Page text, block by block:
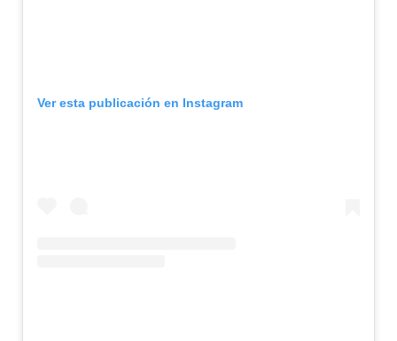
Ver esta publicación en Instagram